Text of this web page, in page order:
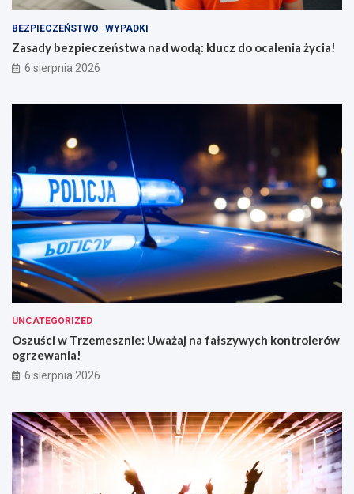
BEZPIECZEŃSTWO WYPADKI
Zasady bezpieczeństwa nad wodą: klucz do ocalenia życia!
6 sierpnia 2026
UNCATEGORIZED
Oszuści w Trzemesznie: Uważaj na fałszywych kontrolerów
ogrzewania!
6 sierpnia 2026